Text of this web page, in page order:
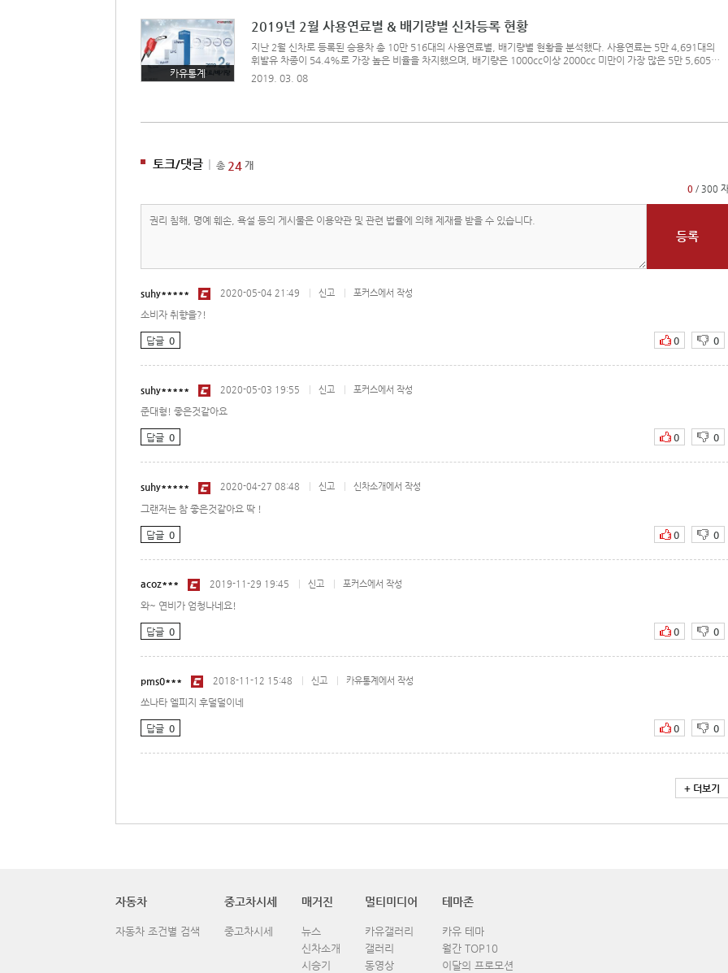
카유통계
2019년 2월 사용연료별 & 배기량별 신차등록 현황
지난 2월 신차로 등록된 승용차 총 10만 516대의 사용연료별, 배기량별 현황을 분석했다. 사용연료는 5만 4,691대의
휘발유 차종이 54.4%로 가장 높은 비율을 차지했으며, 배기량은 1000cc이상 2000cc 미만이 가장 많은 5만 5,605대
로 55.3%를 차지했다.연료별 / 배기량별 그래프 > 하단 버튼 클릭!휘발유 차종 중에는 현대 그랜저의 신차등록대수가
가장 많았고, 이어서 현대 아반떼와 기아 모닝이 상위권을 형성했다. 경유 차종은 현대 싼타페, 현대 팰리세이드, 기아 쏘
2019. 03. 08
토크/댓글 | 총 24 개
0 / 300 자
등록
suhy***** 2020-05-04 21:49 신고 포커스에서 작성
소비자 취향을?!
답글 0 0 0
suhy***** 2020-05-03 19:55 신고 포커스에서 작성
준대형! 좋은것같아요
답글 0 0 0
suhy***** 2020-04-27 08:48 신고 신차소개에서 작성
그랜저는 참 좋은것같아요 딱 !
답글 0 0 0
acoz*** 2019-11-29 19:45 신고 포커스에서 작성
와~ 연비가 엄청나네요!
답글 0 0 0
pms0*** 2018-11-12 15:48 신고 카유통계에서 작성
쏘나타 엘피지 후덜덜이네
답글 0 0 0
+ 더보기
자동차
자동차 조건별 검색
중고차시세
중고차시세
매거진
뉴스
신차소개
시승기
멀티미디어
카유갤러리
갤러리
동영상
테마존
카유 테마
월간 TOP10
이달의 프로모션